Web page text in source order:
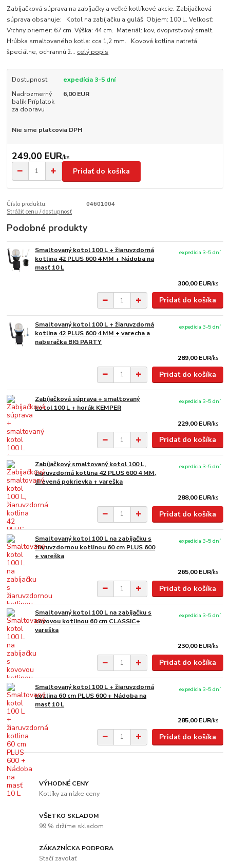
Zabíjačková súprava na zabíjačky a veľké kotlíkové akcie. Zabijačková
súprava obsahuje: Kotol na zabíjačku a guláš. Objem: 100 L. Veľkosť:
Vrchny priemer: 67 cm. Výška: 44 cm. Materiál: kov, dvojvrstvový smalt.
Hrúbka smaltovaného kotla: cca 1,2 mm. Kovová kotlina natretá
špeciálne, ochrannú ž... celý popis
Dostupnosť
expedícia 3-5 dní
Nadrozmerný
balík Príplatok
za dopravu
6,00 EUR
Nie sme platcovia DPH
249,00 EUR/ks
Pridať do košíka
Číslo produktu:
04601004
Strážiť cenu / dostupnosť
Podobné produkty
Smaltovaný kotol 100 L + žiaruvzdorná
kotlina 42 PLUS 600 4 MM + Nádoba na
masť 10 L
300,00 EUR/ks
expedícia 3-5 dní
Pridať do košíka
Smaltovaný kotol 100 L + žiaruvzdorná
kotlina 42 PLUS 600 4 MM + varecha a
naberačka BIG PARTY
289,00 EUR/ks
expedícia 3-5 dní
Pridať do košíka
Zabíjačková súprava + smaltovaný
kotol 100 L + horák KEMPER
229,00 EUR/ks
expedícia 3-5 dní
Pridať do košíka
Zabíjačkový smaltovaný kotol 100 L,
žiaruvzdorná kotlina 42 PLUS 600 4 MM,
drevená pokrievka + vareška
288,00 EUR/ks
expedícia 3-5 dní
Pridať do košíka
Smaltovaný kotol 100 L na zabíjačku s
žiaruvzdornou kotlinou 60 cm PLUS 600
+ vareška
265,00 EUR/ks
expedícia 3-5 dní
Pridať do košíka
Smaltovaný kotol 100 L na zabíjačku s
kovovou kotlinou 60 cm CLASSIC+
vareška
230,00 EUR/ks
expedícia 3-5 dní
Pridať do košíka
Smaltovaný kotol 100 L + žiaruvzdorná
kotlina 60 cm PLUS 600 + Nádoba na
masť 10 L
285,00 EUR/ks
expedícia 3-5 dní
Pridať do košíka
VÝHODNÉ CENY
Kotlíky za nízke ceny
VŠETKO SKLADOM
99 % držíme skladom
ZÁKAZNÍCKA PODPORA
Stačí zavolať